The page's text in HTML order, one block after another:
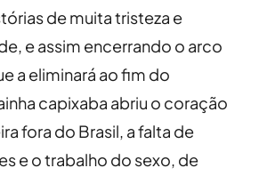
de muita tristeza e
e assim encerrando o arco
a eliminará ao fim do
capixaba abriu o coração
fora do Brasil, a falta de
e o trabalho do sexo, de